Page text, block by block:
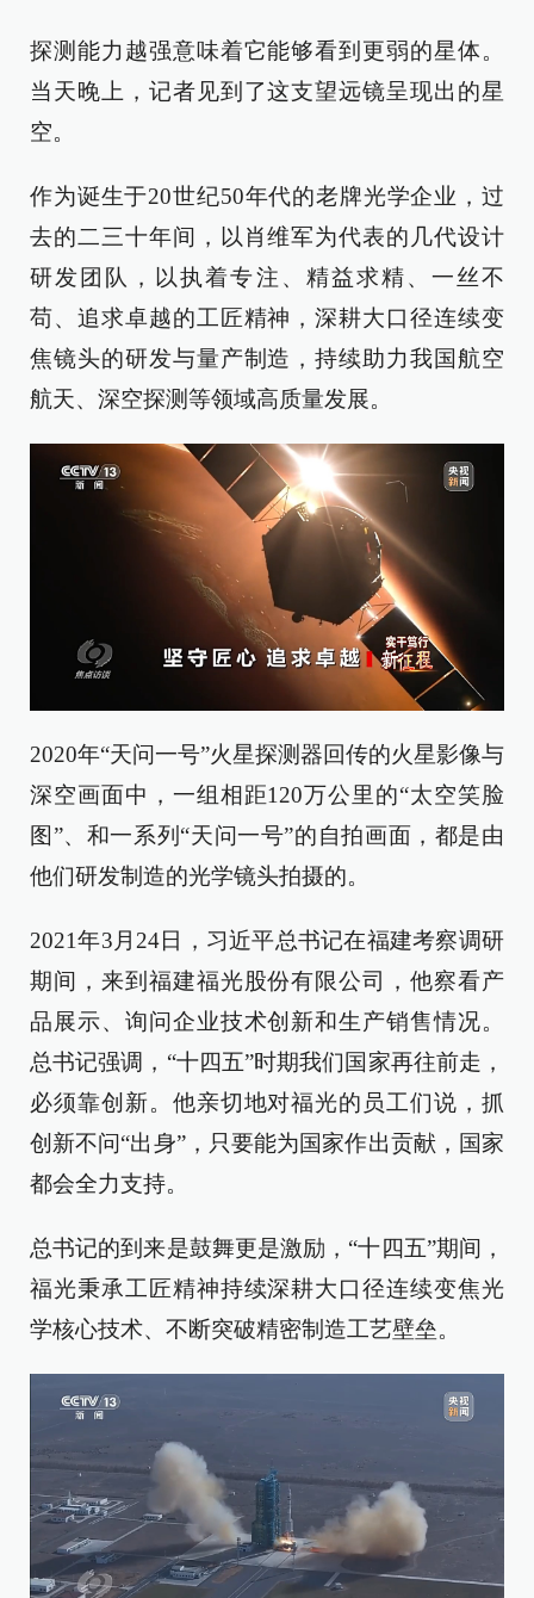
探测能力越强意味着它能够看到更弱的星体。
当天晚上，记者见到了这支望远镜呈现出的星
空。
作为诞生于20世纪50年代的老牌光学企业，过
去的二三十年间，以肖维军为代表的几代设计
研发团队，以执着专注、精益求精、一丝不
苟、追求卓越的工匠精神，深耕大口径连续变
焦镜头的研发与量产制造，持续助力我国航空
航天、深空探测等领域高质量发展。
2020年“天问一号”火星探测器回传的火星影像与
深空画面中，一组相距120万公里的“太空笑脸
图”、和一系列“天问一号”的自拍画面，都是由
他们研发制造的光学镜头拍摄的。
2021年3月24日，习近平总书记在福建考察调研
期间，来到福建福光股份有限公司，他察看产
品展示、询问企业技术创新和生产销售情况。
总书记强调，“十四五”时期我们国家再往前走，
必须靠创新。他亲切地对福光的员工们说，抓
创新不问“出身”，只要能为国家作出贡献，国家
都会全力支持。
总书记的到来是鼓舞更是激励，“十四五”期间，
福光秉承工匠精神持续深耕大口径连续变焦光
学核心技术、不断突破精密制造工艺壁垒。